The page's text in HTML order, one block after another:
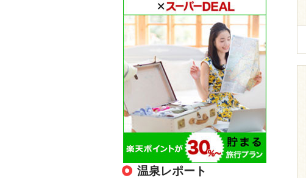
温泉レポート